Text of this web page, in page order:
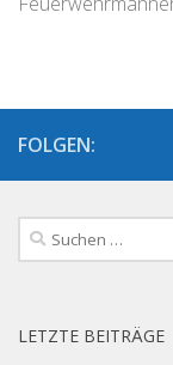
FOLGEN:
Suchen
nach:
LETZTE BEITRÄGE